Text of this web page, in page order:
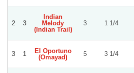
2 3
Indian
Melody
(Indian Trail)
3 1 1/4
3 1
El Oportuno
(Omayad)
5 3 1/4